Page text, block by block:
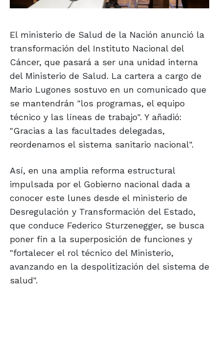
El ministerio de Salud de la Nación anunció la
transformación del Instituto Nacional del
Cáncer, que pasará a ser una unidad interna
del Ministerio de Salud. La cartera a cargo de
Mario Lugones sostuvo en un comunicado que
se mantendrán "los programas, el equipo
técnico y las líneas de trabajo". Y añadió:
"Gracias a las facultades delegadas,
reordenamos el sistema sanitario nacional".
Así, en una amplia reforma estructural
impulsada por el Gobierno nacional dada a
conocer este lunes desde el ministerio de
Desregulación y Transformación del Estado,
que conduce Federico Sturzenegger, se busca
poner fin a la superposición de funciones y
"fortalecer el rol técnico del Ministerio,
avanzando en la despolitización del sistema de
salud".